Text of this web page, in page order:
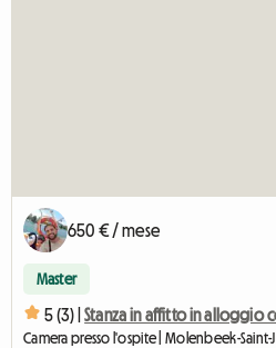
650 € / mese
Master
5 (3) | Stanza in affitto in alloggio
Camera presso l'ospite | Molenbeek-Saint-